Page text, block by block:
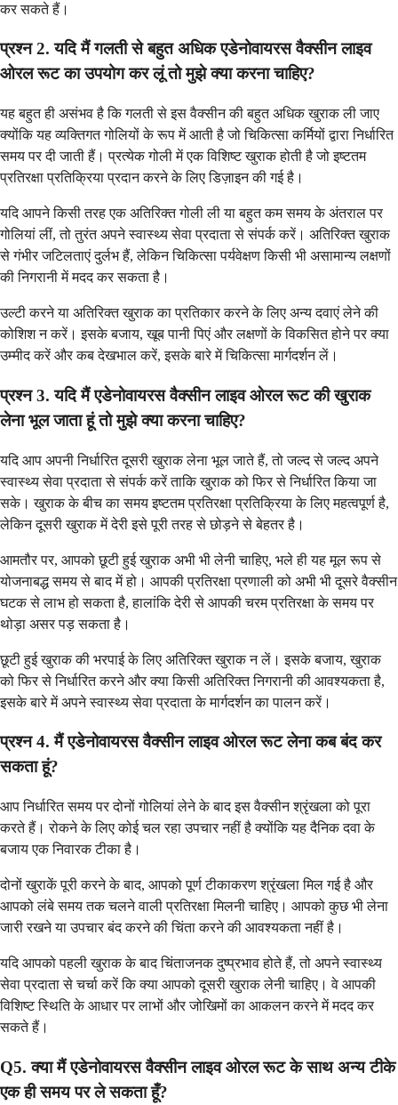
कर सकते हैं।
प्रश्न 2. यदि मैं गलती से बहुत अधिक एडेनोवायरस वैक्सीन लाइव
ओरल रूट का उपयोग कर लूं तो मुझे क्या करना चाहिए?
यह बहुत ही असंभव है कि गलती से इस वैक्सीन की बहुत अधिक खुराक ली जाए
क्योंकि यह व्यक्तिगत गोलियों के रूप में आती है जो चिकित्सा कर्मियों द्वारा निर्धारित
समय पर दी जाती हैं। प्रत्येक गोली में एक विशिष्ट खुराक होती है जो इष्टतम
प्रतिरक्षा प्रतिक्रिया प्रदान करने के लिए डिज़ाइन की गई है।
यदि आपने किसी तरह एक अतिरिक्त गोली ली या बहुत कम समय के अंतराल पर
गोलियां लीं, तो तुरंत अपने स्वास्थ्य सेवा प्रदाता से संपर्क करें। अतिरिक्त खुराक
से गंभीर जटिलताएं दुर्लभ हैं, लेकिन चिकित्सा पर्यवेक्षण किसी भी असामान्य लक्षणों
की निगरानी में मदद कर सकता है।
उल्टी करने या अतिरिक्त खुराक का प्रतिकार करने के लिए अन्य दवाएं लेने की
कोशिश न करें। इसके बजाय, खूब पानी पिएं और लक्षणों के विकसित होने पर क्या
उम्मीद करें और कब देखभाल करें, इसके बारे में चिकित्सा मार्गदर्शन लें।
प्रश्न 3. यदि मैं एडेनोवायरस वैक्सीन लाइव ओरल रूट की खुराक
लेना भूल जाता हूं तो मुझे क्या करना चाहिए?
यदि आप अपनी निर्धारित दूसरी खुराक लेना भूल जाते हैं, तो जल्द से जल्द अपने
स्वास्थ्य सेवा प्रदाता से संपर्क करें ताकि खुराक को फिर से निर्धारित किया जा
सके। खुराक के बीच का समय इष्टतम प्रतिरक्षा प्रतिक्रिया के लिए महत्वपूर्ण है,
लेकिन दूसरी खुराक में देरी इसे पूरी तरह से छोड़ने से बेहतर है।
आमतौर पर, आपको छूटी हुई खुराक अभी भी लेनी चाहिए, भले ही यह मूल रूप से
योजनाबद्ध समय से बाद में हो। आपकी प्रतिरक्षा प्रणाली को अभी भी दूसरे वैक्सीन
घटक से लाभ हो सकता है, हालांकि देरी से आपकी चरम प्रतिरक्षा के समय पर
थोड़ा असर पड़ सकता है।
छूटी हुई खुराक की भरपाई के लिए अतिरिक्त खुराक न लें। इसके बजाय, खुराक
को फिर से निर्धारित करने और क्या किसी अतिरिक्त निगरानी की आवश्यकता है,
इसके बारे में अपने स्वास्थ्य सेवा प्रदाता के मार्गदर्शन का पालन करें।
प्रश्न 4. मैं एडेनोवायरस वैक्सीन लाइव ओरल रूट लेना कब बंद कर
सकता हूं?
आप निर्धारित समय पर दोनों गोलियां लेने के बाद इस वैक्सीन श्रृंखला को पूरा
करते हैं। रोकने के लिए कोई चल रहा उपचार नहीं है क्योंकि यह दैनिक दवा के
बजाय एक निवारक टीका है।
दोनों खुराकें पूरी करने के बाद, आपको पूर्ण टीकाकरण श्रृंखला मिल गई है और
आपको लंबे समय तक चलने वाली प्रतिरक्षा मिलनी चाहिए। आपको कुछ भी लेना
जारी रखने या उपचार बंद करने की चिंता करने की आवश्यकता नहीं है।
यदि आपको पहली खुराक के बाद चिंताजनक दुष्प्रभाव होते हैं, तो अपने स्वास्थ्य
सेवा प्रदाता से चर्चा करें कि क्या आपको दूसरी खुराक लेनी चाहिए। वे आपकी
विशिष्ट स्थिति के आधार पर लाभों और जोखिमों का आकलन करने में मदद कर
सकते हैं।
Q5. क्या मैं एडेनोवायरस वैक्सीन लाइव ओरल रूट के साथ अन्य टीके
एक ही समय पर ले सकता हूँ?